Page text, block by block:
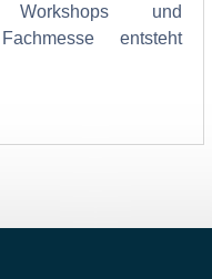
Workshops und
entsteht